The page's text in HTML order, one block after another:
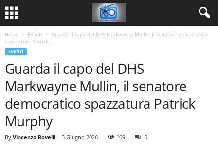
Home Eventi
Guarda il capo del DHS Markwayne Mullin, il senatore democratico
spazzatura Patrick...
EVENTI
Guarda il capo del DHS
Markwayne Mullin, il senatore
democratico spazzatura Patrick
Murphy
By Vincenzo Rovelli - 3 Giugno 2026 109 0